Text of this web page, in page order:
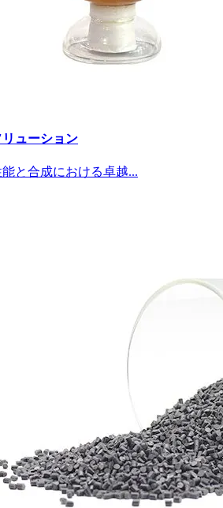
ューション
と合成における卓越...